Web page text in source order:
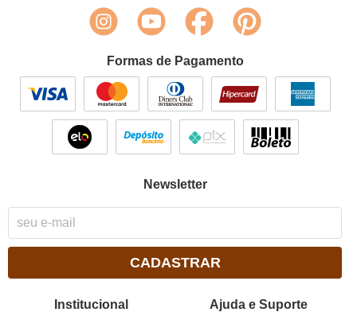
Formas de Pagamento
Newsletter
CADASTRAR
Institucional Ajuda e Suporte